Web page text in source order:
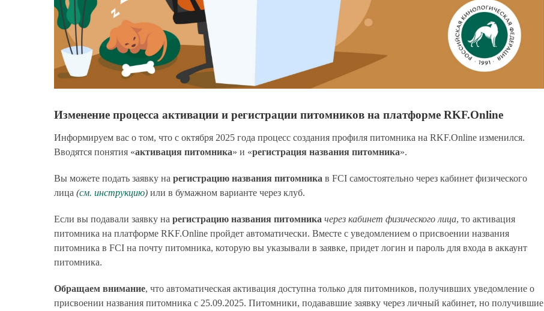
Изменение процесса активации и регистрации питомников на платформе RKF.Online
Информируем вас о том, что с октября 2025 года процесс создания профиля питомника на RKF.Online изменился.
Вводятся понятия «активация питомника» и «регистрация названия питомника».
Вы можете подать заявку на регистрацию названия питомника в FCI самостоятельно через кабинет физического
лица (см. инструкцию)или в бумажном варианте через клуб.
Если вы подавали заявку на регистрацию названия питомника через кабинет физического лица, то активация
питомника на платформе RKF.Online пройдет автоматически. Вместе с уведомлением о присвоении названия
питомника в FCI на почту питомника, которую вы указывали в заявке, придет логин и пароль для входа в аккаунт
питомника.
Обращаем внимание, что автоматическая активация доступна только для питомников, получивших уведомление о
присвоении названия питомника с 25.09.2025. Питомники, подававшие заявку через личный кабинет, но получившие